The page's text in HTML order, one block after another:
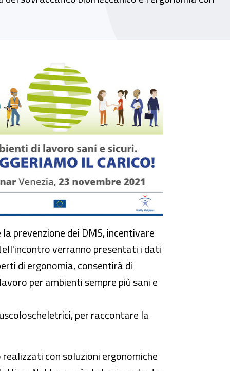
"Alleggeriamo il carico!"
prevenzione dei DMS, incentivare
verranno presentati i dati
di ergonomia, consentirà di
per ambienti sempre più sani e
per raccontare la
con soluzioni ergonomiche